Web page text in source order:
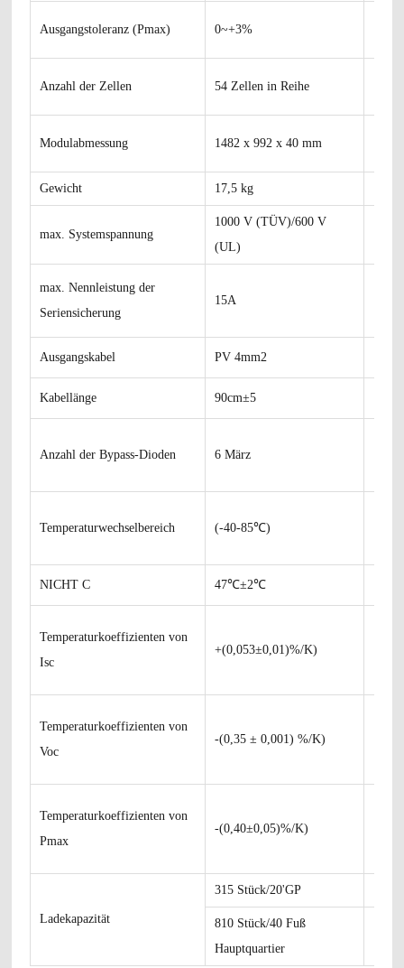
Ausgangstoleranz (Pmax) 0~+3%
Anzahl der Zellen 54 Zellen in Reihe
Modulabmessung 1482 x 992 x 40 mm
Gewicht 17,5 kg
max. Systemspannung
1000 V (TÜV)/600 V
(UL)
max. Nennleistung der
Seriensicherung
15A
Ausgangskabel PV 4mm2
Kabellänge 90cm±5
Anzahl der Bypass-Dioden 6 März
Temperaturwechselbereich (-40-85℃)
NICHT C 47℃±2℃
Temperaturkoeffizienten von
Isc
+(0,053±0,01)%/K)
Temperaturkoeffizienten von
Voc
-(0,35 ± 0,001) %/K)
Temperaturkoeffizienten von
Pmax
-(0,40±0,05)%/K)
Ladekapazität
315 Stück/20'GP
810 Stück/40 Fuß
Hauptquartier